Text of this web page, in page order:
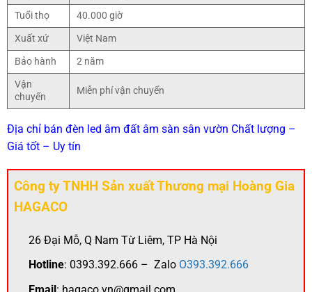
Tuổi thọ
40.000 giờ
Xuất xứ
Việt Nam
Bảo hành
2 năm
Vận
chuyển
Miễn phí vận chuyển
Địa chỉ bán đèn led âm đất âm sàn sân vườn Chất lượng –
Giá tốt – Uy tín
Công ty TNHH Sản xuất Thương mại Hoàng Gia
HAGACO
26 Đại Mỗ, Q Nam Từ Liêm, TP Hà Nội
Hotline: 0393.392.666 – Zalo O393.392.666